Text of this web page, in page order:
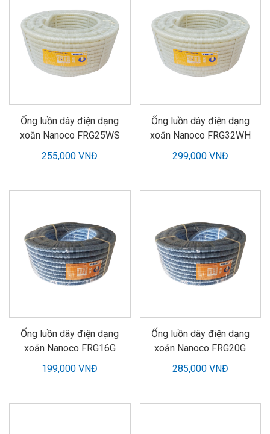
Ống luồn dây điện dạng
xoắn Nanoco FRG25WS
255,000 VNĐ
Ống luồn dây điện dạng
xoắn Nanoco FRG32WH
299,000 VNĐ
Ống luồn dây điện dạng
xoắn Nanoco FRG16G
199,000 VNĐ
Ống luồn dây điện dạng
xoắn Nanoco FRG20G
285,000 VNĐ